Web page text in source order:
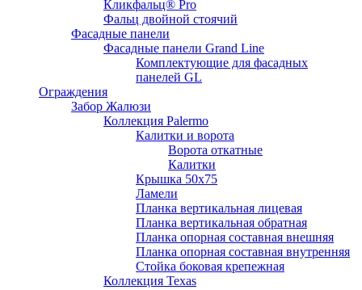
Кликфальц® Pro
Фальц двoйной стоячий
Фасадные панели
Фасадные панели Grand Line
Комплектующие для фасадных
панелей GL
Ограждения
Забор Жалюзи
Коллекция Palermo
Калитки и ворота
Ворота откатные
Калитки
Крышка 50х75
Ламели
Планка вертикальная лицевая
Планка вертикальная обратная
Планка опорная составная внешняя
Планка опорная составная внутренняя
Стойка боковая крепежная
Коллекция Texas